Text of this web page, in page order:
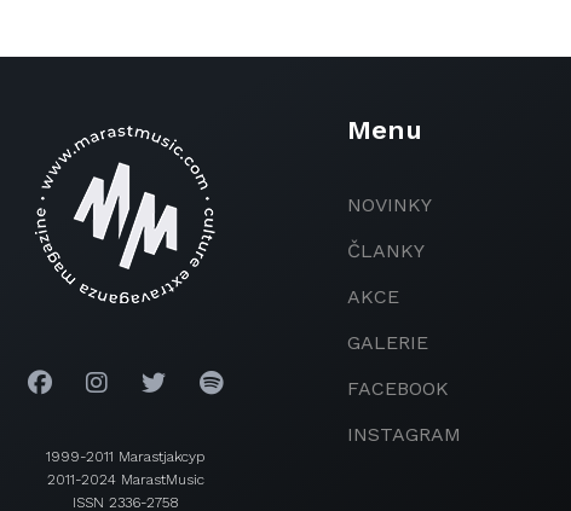
1999-2011 Marastjakcyp
2011-2024 MarastMusic
ISSN 2336-2758
Menu
NOVINKY
ČLANKY
AKCE
GALERIE
FACEBOOK
INSTAGRAM